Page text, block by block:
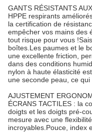
GANTS RÉSISTANTS
HPPE respirants
la certification de
empêcher vos mains des
tout risque pour vous
boîtes.Les paumes et le
une excellente friction,
dans des conditions
nylon à haute élasticité
une seconde peau, ce qui
AJUSTEMENT
ÉCRANS TACTILES : la
doigts et les doigts pré-
mesure avec une
incroyables.Pouce, index